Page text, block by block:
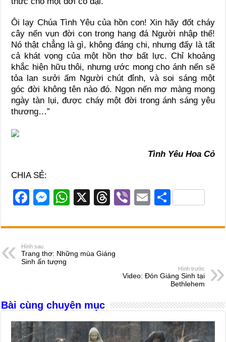
Ôi lạy Chúa Tình Yêu của hồn con! Xin hãy đốt cháy
cây nến vụn đời con trong hang đá Người nhập thế!
Nó thật chẳng là gì, không đáng chi, nhưng đấy là tất
cả khát vọng của một hồn thơ bất lực. Chỉ khoảng
khắc hiện hữu thôi, nhưng ước mong cho ánh nến sẽ
tỏa lan sưởi ấm Người chút đỉnh, và soi sáng một
góc đời không tên nào đó. Ngọn nến mơ màng mong
ngày tàn lụi, được cháy một đời trong ánh sáng yêu
thương…”
Tình Yêu Hoa Cỏ
CHIA SẺ:
F
c
e
b
k
M
ss
n
W
at
A
X
T
e
d
Vi
er
E
ail
S
ar
Hình sau
Trang thơ: Những mùa Giáng
Sinh ấn tượng
Hình trước
Video: Đón Giáng Sinh tại
Bethlehem
Bài cùng chuyên mục